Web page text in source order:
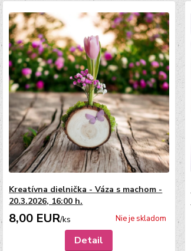
Kreatívna dielnička - Váza s machom -
20.3.2026, 16:00 h.
8,00 EUR/ks Nie je skladom
Detail